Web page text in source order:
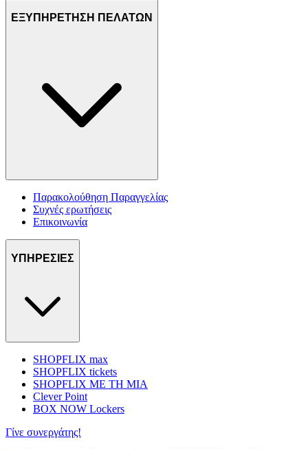
ΕΞΥΠΗΡΕΤΗΣΗ ΠΕΛΑΤΩΝ
Παρακολούθηση Παραγγελίας
Συχνές ερωτήσεις
Επικοινωνία
ΥΠΗΡΕΣΙΕΣ
SHOPFLIX max
SHOPFLIX tickets
SHOPFLIX ΜΕ ΤΗ ΜΙΑ
Clever Point
BOX NOW Lockers
Γίνε συνεργάτης!